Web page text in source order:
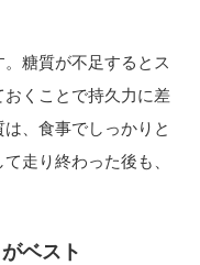
糖質が不足するとス
くことで持久力に差
、食事でしっかりと
走り終わった後も、
ベスト